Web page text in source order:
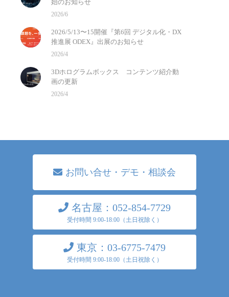
始のお知らせ
2026/6
2026/5/13〜15開催『第6回 デジタル化・DX
推進展 ODEX』出展のお知らせ
2026/4
3Dホログラムボックス コンテンツ紹介動
画の更新
2026/4
お問い合せ・デモ・相談会
名古屋：052-854-7729
受付時間 9:00-18:00（土日祝除く）
東京：03-6775-7479
受付時間 9:00-18:00（土日祝除く）